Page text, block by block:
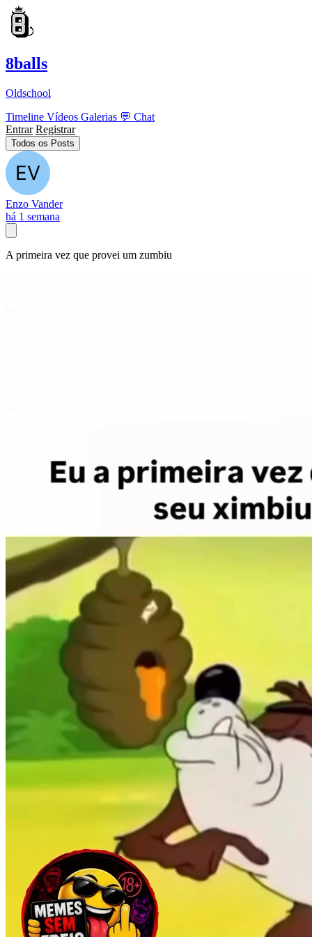
8balls
Oldschool
Timeline Vídeos Galerias 💬 Chat
Entrar Registrar
Todos os Posts
Enzo Vander
há 1 semana
A primeira vez que provei um zumbiu